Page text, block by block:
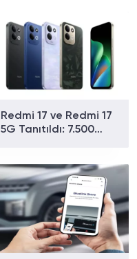
Redmi 17 ve Redmi 17
5G Tanıtıldı: 7.500
Fiyat